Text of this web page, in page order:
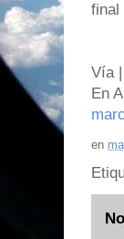
final
Vía |
En
en